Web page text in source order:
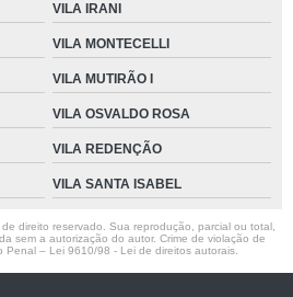
VILA IRANI
VILA MONTECELLI
VILA MUTIRÃO I
VILA OSVALDO ROSA
VILA REDENÇÃO
VILA SANTA ISABEL
direito reservado. Sua reprodução, parcial ou total,
sem a autorização do autor. Crime de violação de
Penal – Lei 9610/98 - Lei de direitos autorais